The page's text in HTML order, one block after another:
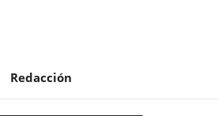
Redacción